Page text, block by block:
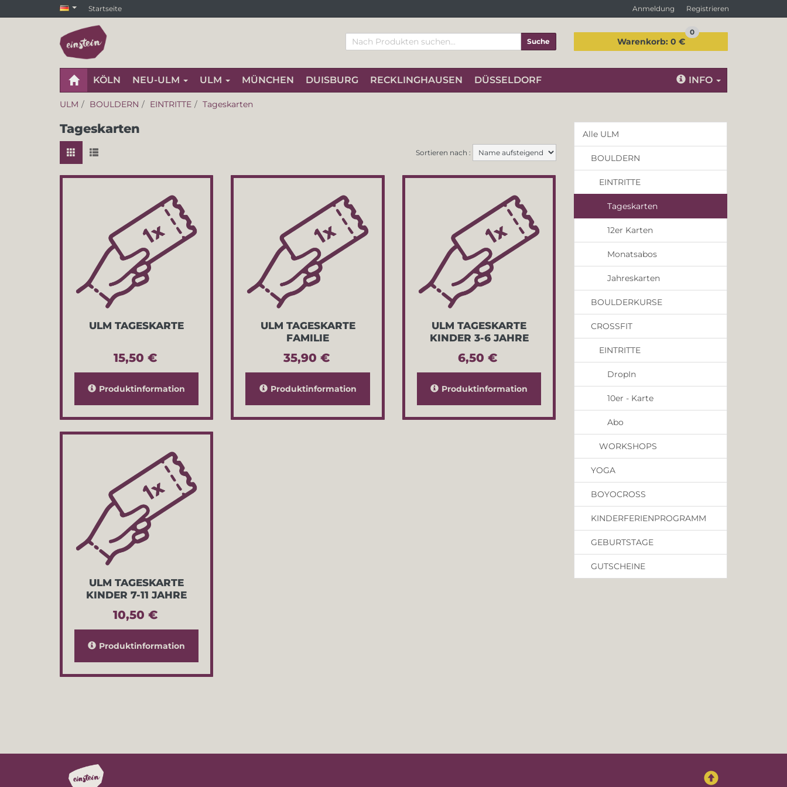
Startseite Anmeldung Registrieren
Suche Warenkorb: 0 €
0
KÖLN NEU-ULM ULM MÜNCHEN DUISBURG RECKLINGHAUSEN DÜSSELDORF INFO
ULM BOULDERN EINTRITTE Tageskarten
Alle ULM
BOULDERN
EINTRITTE
Tageskarten
12er Karten
Monatsabos
Jahreskarten
BOULDERKURSE
CROSSFIT
EINTRITTE
DropIn
10er - Karte
Abo
WORKSHOPS
YOGA
BOYOCROSS
KINDERFERIENPROGRAMM
GEBURTSTAGE
GUTSCHEINE
Tageskarten
Sortieren nach :
ULM TAGESKARTE
15,50 €
Produktinformation
ULM TAGESKARTE
FAMILIE
35,90 €
Produktinformation
ULM TAGESKARTE
KINDER 3-6 JAHRE
6,50 €
Produktinformation
ULM TAGESKARTE
KINDER 7-11 JAHRE
10,50 €
Produktinformation